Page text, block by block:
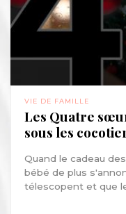
VIE DE FAMILLE
Les Quatre
sous les
Quand le cadeau
bébé de plus
télescopent et que